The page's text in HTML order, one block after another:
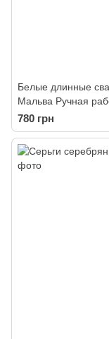
Белые длинные
Мальва Ручная
780 грн